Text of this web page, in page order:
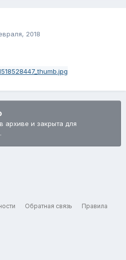
2018
архиве и закрыта для
Обратная связь Правила